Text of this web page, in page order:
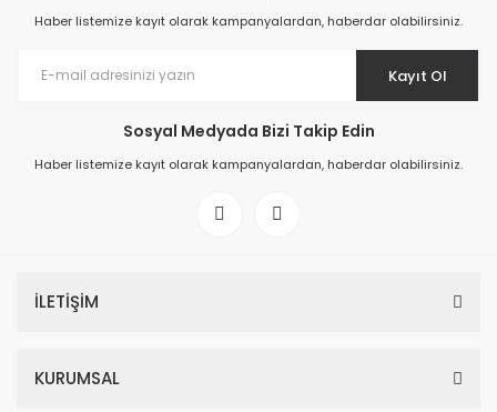
Haber listemize kayıt olarak kampanyalardan, haberdar olabilirsiniz.
Kayıt Ol
Sosyal Medyada Bizi Takip Edin
Haber listemize kayıt olarak kampanyalardan, haberdar olabilirsiniz.
İLETİŞİM
KURUMSAL